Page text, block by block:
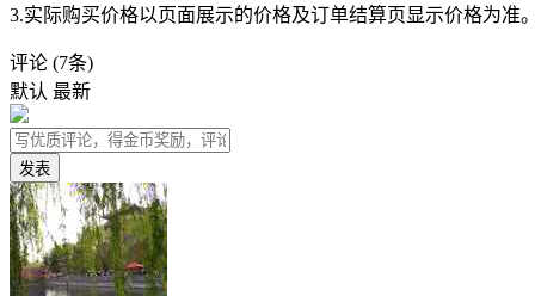
3.实际购买价格以页面展示的价格及订单结算页显示价格为准。
评论 (7条)
默认 最新
发表